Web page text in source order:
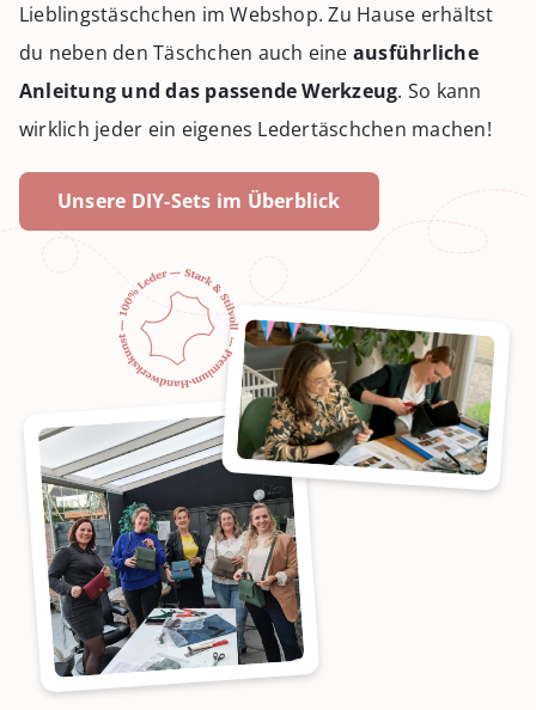
Lieblingstäschchen im Webshop. Zu Hause erhältst
du neben den Täschchen auch eine ausführliche
Anleitung und das passende Werkzeug. So kann
wirklich jeder ein eigenes Ledertäschchen machen!
Unsere DIY-Sets im Überblick